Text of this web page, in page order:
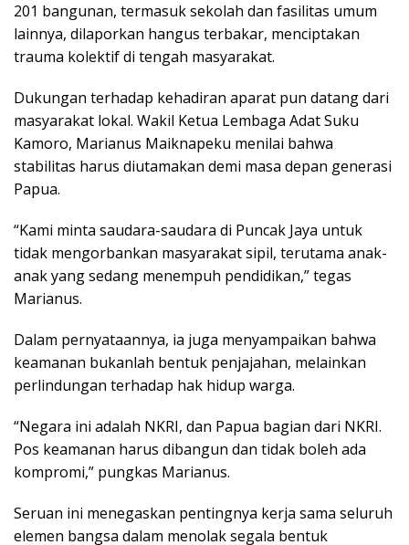
201 bangunan, termasuk sekolah dan fasilitas umum
lainnya, dilaporkan hangus terbakar, menciptakan
trauma kolektif di tengah masyarakat.
Dukungan terhadap kehadiran aparat pun datang dari
masyarakat lokal. Wakil Ketua Lembaga Adat Suku
Kamoro, Marianus Maiknapeku menilai bahwa
stabilitas harus diutamakan demi masa depan generasi
Papua.
“Kami minta saudara-saudara di Puncak Jaya untuk
tidak mengorbankan masyarakat sipil, terutama anak-
anak yang sedang menempuh pendidikan,” tegas
Marianus.
Dalam pernyataannya, ia juga menyampaikan bahwa
keamanan bukanlah bentuk penjajahan, melainkan
perlindungan terhadap hak hidup warga.
“Negara ini adalah NKRI, dan Papua bagian dari NKRI.
Pos keamanan harus dibangun dan tidak boleh ada
kompromi,” pungkas Marianus.
Seruan ini menegaskan pentingnya kerja sama seluruh
elemen bangsa dalam menolak segala bentuk